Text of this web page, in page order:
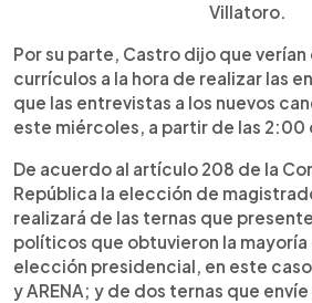
Villatoro.
Por su parte, Castro dijo que
currículos a la hora de realizar las
que las entrevistas a los nuevos
este miércoles, a partir de las 2:00
De acuerdo al artículo 208 de la
República la elección de
realizará de las ternas que
políticos que obtuvieron la mayoría
elección presidencial, en este caso
y ARENA; y de dos ternas que